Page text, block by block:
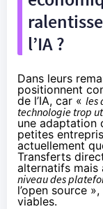
l’IA ?
Dans leurs
positionnent
de l’IA, car « les
technologie trop
une adaptation
petites
actuellement
Transferts
alternatifs mais
niveau des
l’open source
viables.